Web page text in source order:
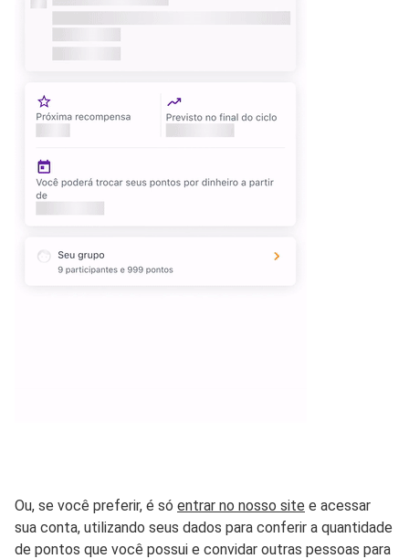
Ou, se você preferir, é só entrar no nosso site e acessar
sua conta, utilizando seus dados para conferir a quantidade
de pontos que você possui e convidar outras pessoas para